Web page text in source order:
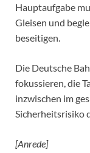
Hauptaufgabe
Gleisen und
beseitigen.
Die Deutsche
fokussieren, die
inzwischen im
Sicherheitsrisiko
[Anrede]